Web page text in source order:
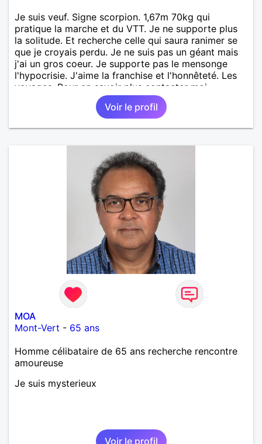
Je suis veuf. Signe scorpion. 1,67m 70kg qui
pratique la marche et du VTT. Je ne supporte plus
la solitude. Et recherche celle qui saura ranimer se
que je croyais perdu. Je ne suis pas un géant mais
j'ai un gros coeur. Je supporte pas le mensonge
l'hypocrisie. J'aime la franchise et l'honnêteté. Les
voyages. Pour en savoir plus contacter moi.
Voir le profil
MOA
Mont-Vert - 65 ans
Homme célibataire de 65 ans recherche rencontre
amoureuse
Je suis mysterieux
Voir le profil